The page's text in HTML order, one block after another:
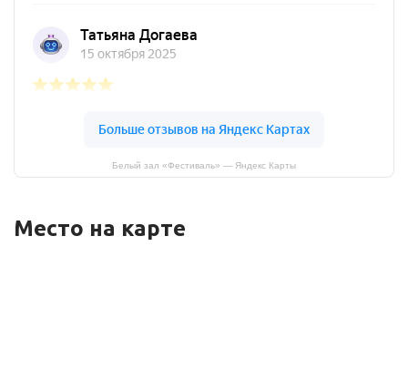
Белый зал «Фестиваль» — Яндекс Карты
Место на карте